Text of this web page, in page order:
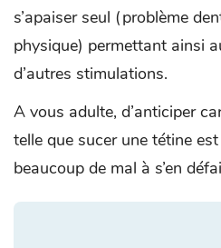
s’apaiser seul (problème
physique) permettant ainsi
d’autres stimulations.
A vous adulte, d’anticiper
telle que sucer une tétine
beaucoup de mal à s’en